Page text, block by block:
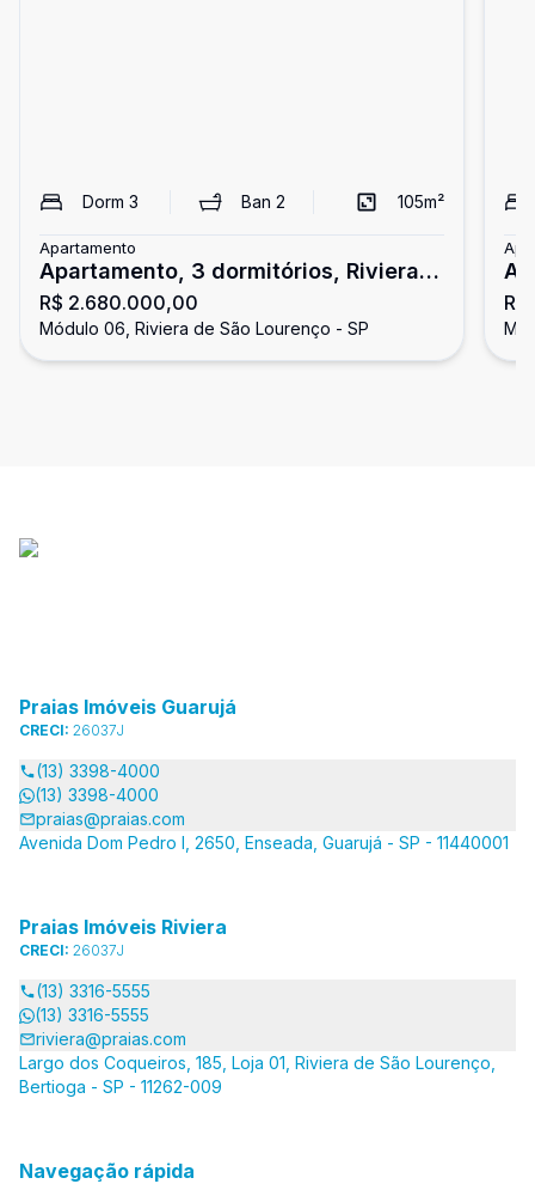
Dorm 3 Ban2 105m²
Apartamento
Apartamento, 3 dormitórios, Riviera
de São Lourenço
R$ 2.680.000,00
Módulo 06, Riviera de São Lourenço - SP
Praias Imóveis Guarujá
CRECI: 26037J
(13) 3398-4000
(13) 3398-4000
praias@praias.com
Avenida Dom Pedro I, 2650, Enseada, Guarujá - SP - 11440001
Praias Imóveis Riviera
CRECI: 26037J
(13) 3316-5555
(13) 3316-5555
riviera@praias.com
Largo dos Coqueiros, 185, Loja 01, Riviera de São Lourenço,
Bertioga - SP - 11262-009
Navegação rápida